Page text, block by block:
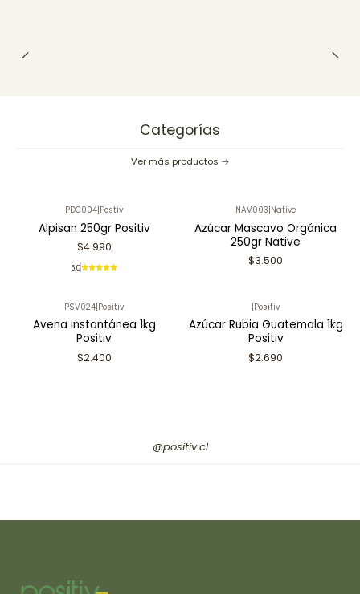
Categorías
Ver más productos
PDC004|Postiv
Alpisan 250gr Positiv
$4.990
5.0
NAV003|Native
Azúcar Mascavo Orgánica
250gr Native
$3.500
PSV024|Positiv
Avena instantánea 1kg
Positiv
$2.400
|Positiv
Azúcar Rubia Guatemala 1kg
Positiv
$2.690
@positiv.cl